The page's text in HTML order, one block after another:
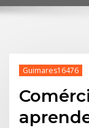
Guimares16476